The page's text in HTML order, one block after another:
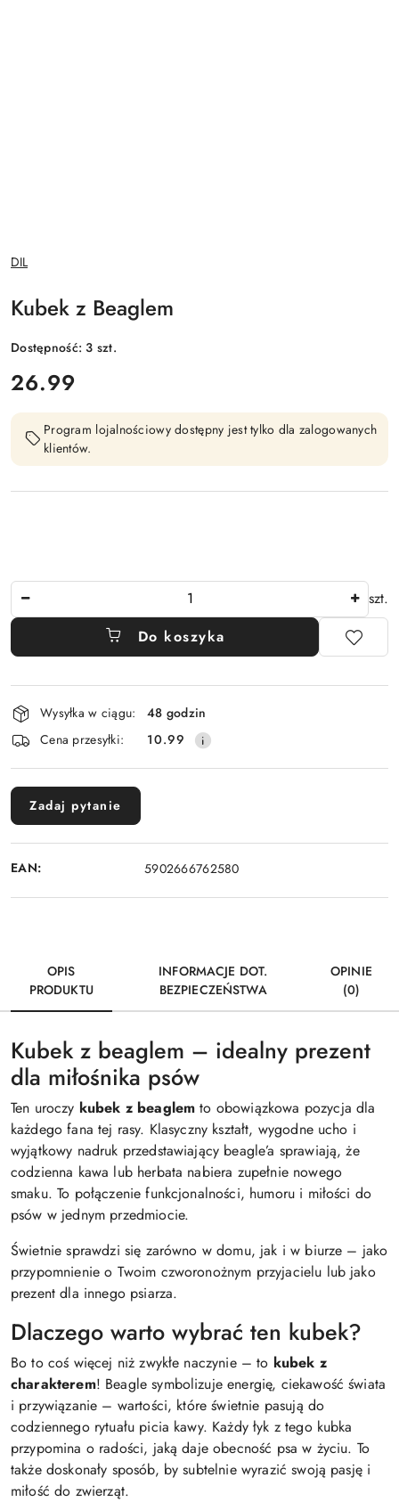
NAZWA
PRODUCENTA:
DIL
Kubek z Beaglem
Dostępność:3 szt.
cena:
26.99
Program lojalnościowy dostępny jest tylko dla zalogowanych
klientów.
szt.
Do koszyka
Dostępność
i
dostawa
Wysyłka w ciągu:
48 godzin
Cena przesyłki:
10.99
Zadaj pytanie
EAN: 5902666762580
OPIS
PRODUKTU
INFORMACJE DOT.
BEZPIECZEŃSTWA
OPINIE
(0)
Kubek z beaglem – idealny prezent
dla miłośnika psów
Ten uroczy kubek z beaglem to obowiązkowa pozycja dla
każdego fana tej rasy. Klasyczny kształt, wygodne ucho i
wyjątkowy nadruk przedstawiający beagle’a sprawiają, że
codzienna kawa lub herbata nabiera zupełnie nowego
smaku. To połączenie funkcjonalności, humoru i miłości do
psów w jednym przedmiocie.
Świetnie sprawdzi się zarówno w domu, jak i w biurze – jako
przypomnienie o Twoim czworonożnym przyjacielu lub jako
prezent dla innego psiarza.
Dlaczego warto wybrać ten kubek?
Bo to coś więcej niż zwykłe naczynie – to kubek z
charakterem! Beagle symbolizuje energię, ciekawość świata
i przywiązanie – wartości, które świetnie pasują do
codziennego rytuału picia kawy. Każdy łyk z tego kubka
przypomina o radości, jaką daje obecność psa w życiu. To
także doskonały sposób, by subtelnie wyrazić swoją pasję i
miłość do zwierząt.